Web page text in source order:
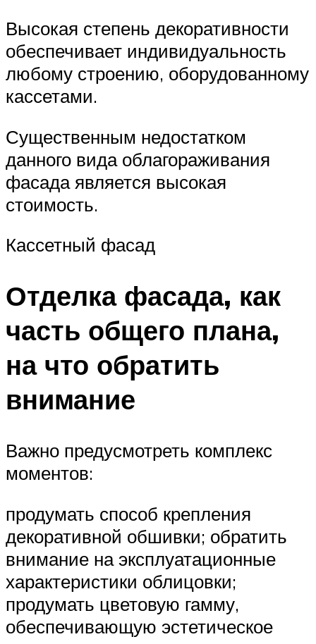
Высокая степень декоративности
обеспечивает индивидуальность
любому строению, оборудованному
кассетами.
Существенным недостатком
данного вида облагораживания
фасада является высокая
стоимость.
Кассетный фасад
Отделка фасада, как
часть общего плана,
на что обратить
внимание
Важно предусмотреть комплекс
моментов:
продумать способ крепления
декоративной обшивки; обратить
внимание на эксплуатационные
характеристики облицовки;
продумать цветовую гамму,
обеспечивающую эстетическое